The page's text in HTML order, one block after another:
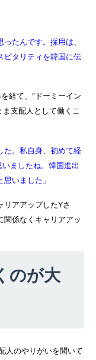
たんです。採用は、
ピタリティを韓国に伝
経て、“ドーミーイン
ま支配人として働くこ
た。私自身、初めて経
ましたね。韓国進出
いました」
リアアップしたYさ
関係なくキャリアアッ
のが大
人のやりがいを聞いて